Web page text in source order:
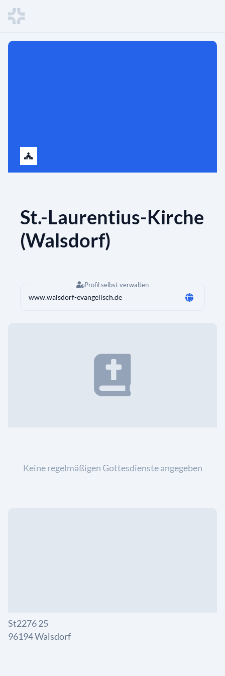
St.-Laurentius-Kirche
(Walsdorf)
Profil selbst verwalten
www.walsdorf-evangelisch.de
Keine regelmäßigen Gottesdienste angegeben
St2276 25
96194 Walsdorf